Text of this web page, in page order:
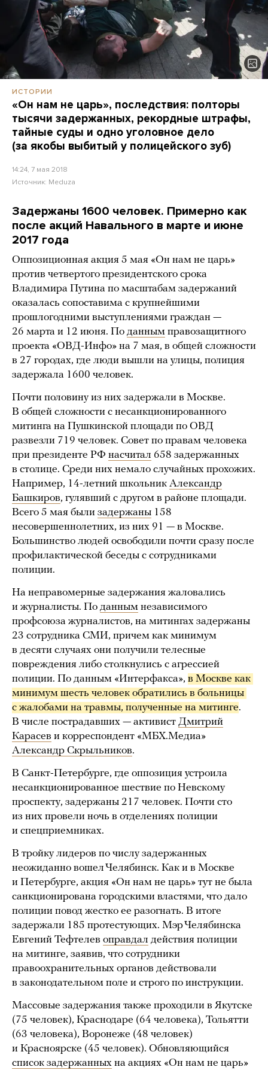
ИСТОРИИ
«Он нам не царь», последствия: полторы
тысячи задержанных, рекордные штрафы,
тайные суды и одно уголовное дело
(за якобы выбитый у полицейского зуб)
14:24, 7 мая 2018
Источник: Meduza
Задержаны 1600 человек. Примерно как
после акций Навального в марте и июне
2017 года
Оппозиционная акция 5 мая «Он нам не царь»
против четвертого президентского срока
Владимира Путина по масштабам задержаний
оказалась сопоставима с крупнейшими
прошлогодними выступлениями граждан —
26 марта и 12 июня. По данным правозащитного
проекта «ОВД-Инфо» на 7 мая, в общей сложности
в 27 городах, где люди вышли на улицы, полиция
задержала 1600 человек.
Почти половину из них задержали в Москве.
В общей сложности с несанкционированного
митинга на Пушкинской площади по ОВД
развезли 719 человек. Совет по правам человека
при президенте РФ насчитал 658 задержанных
в столице. Среди них немало случайных прохожих.
Например, 14-летний школьник Александр
Башкиров, гулявший с другом в районе площади.
Всего 5 мая были задержаны 158
несовершеннолетних, из них 91 — в Москве.
Большинство людей освободили почти сразу после
профилактической беседы с сотрудниками
полиции.
На неправомерные задержания жаловались
и журналисты. По данным независимого
профсоюза журналистов, на митингах задержаны
23 сотрудника СМИ, причем как минимум
в десяти случаях они получили телесные
повреждения либо столкнулись с агрессией
полиции. По данным «Интерфакса», в Москве как
минимум шесть человек обратились в больницы
с жалобами на травмы, полученные на митинге.
В числе пострадавших — активист Дмитрий
Карасев и корреспондент «МБХ.Медиа»
Александр Скрыльников.
В Санкт-Петербурге, где оппозиция устроила
несанкционированное шествие по Невскому
проспекту, задержаны 217 человек. Почти сто
из них провели ночь в отделениях полиции
и спецприемниках.
В тройку лидеров по числу задержанных
неожиданно вошел Челябинск. Как и в Москве
и Петербурге, акция «Он нам не царь» тут не была
санкционирована городскими властями, что дало
полиции повод жестко ее разогнать. В итоге
задержали 185 протестующих. Мэр Челябинска
Евгений Тефтелев оправдал действия полиции
на митинге, заявив, что сотрудники
правоохранительных органов действовали
в законодательном поле и строго по инструкции.
Массовые задержания также проходили в Якутске
(75 человек), Краснодаре (64 человека), Тольятти
(63 человека), Воронеже (48 человек)
и Красноярске (45 человек). Обновляющийся
список задержанных на акциях «Он нам не царь»